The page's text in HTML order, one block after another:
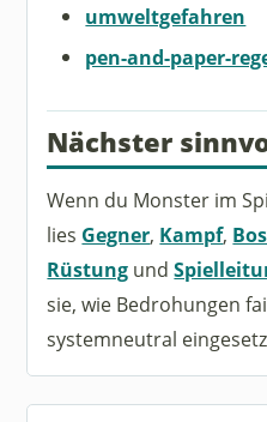
umweltgefahren
pen-and-paper-
Nächster
Wenn du Monster im
lies Gegner, Kampf,
Rüstung und
sie, wie Bedrohungen
systemneutral